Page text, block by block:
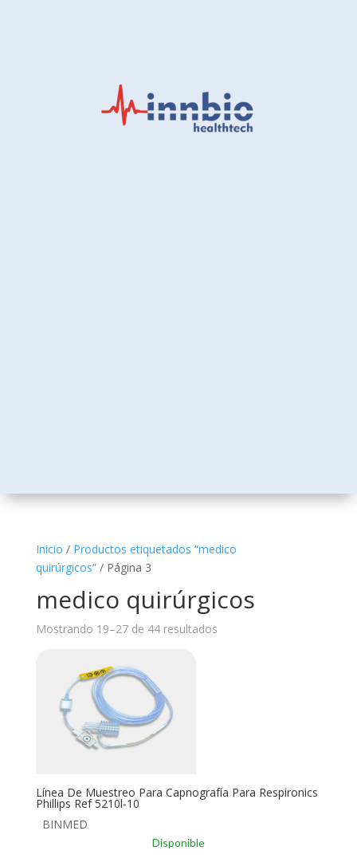
Inicio / Productos etiquetados “medico
quirúrgicos”/ Página 3
medico quirúrgicos
Mostrando 19–27 de 44 resultados
Línea De Muestreo Para Capnografía Para Respironics
Phillips Ref 5210l-10
BINMED
Disponible